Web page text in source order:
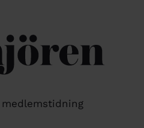
medlemstidning